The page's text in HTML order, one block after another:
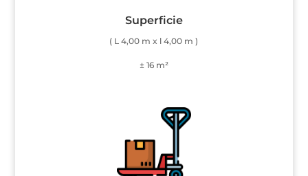
Superficie
( L 4,00 m x l 4,00 m )
± 16 m²